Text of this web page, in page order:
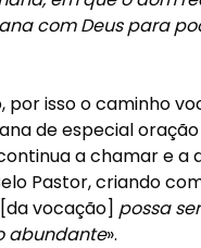
com Deus para
isso o caminho
de especial
a chamar e a
Pastor, criando
[da vocação] possa
abundante».